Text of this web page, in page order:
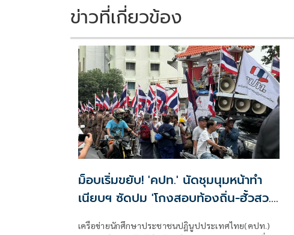
k k
ข่าวที่เกี่ยวข้อง
ม็อบเริ่มขยับ! 'คปท.' นัดชุมนุมหน้าทำ
เนียบฯ ซัดปม 'โกงสอบท้องถิ่น-ฮั้วสว.-
เครือข่ายนักศึกษาประชาชนปฎินูปประเทศไทย(คปท.)